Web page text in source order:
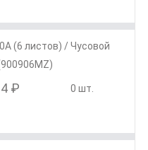
(6 листов) / Чусовой
₽ 0 шт.